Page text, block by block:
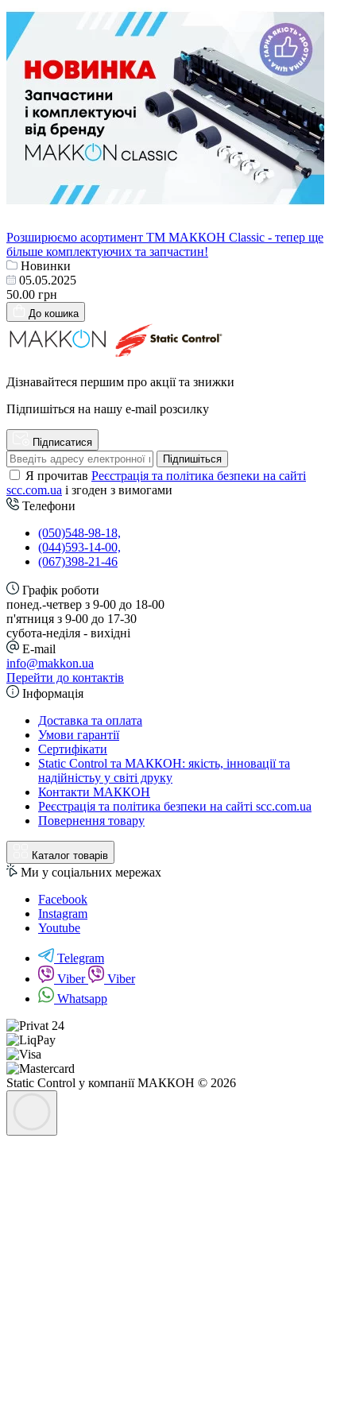
Розширюємо асортимент ТМ МАККОН Classic - тепер ще
більше комплектуючих та запчастин!
Новинки
05.05.2025
50.00 грн
До кошика
Дізнавайтеся першим про акції та знижки
Підпишіться на нашу e-mail розсилку
Підписатися
Підпишіться
Я прочитав Реєстрація та політика безпеки на сайті
scc.com.ua і згоден з вимогами
Телефони
(050)548-98-18,
(044)593-14-00,
(067)398-21-46
Графік роботи
понед.-четвер з 9-00 до 18-00
п'ятниця з 9-00 до 17-30
cубота-неділя - вихідні
E-mail
info@makkon.ua
Перейти до контактів
Інформація
Доставка та оплата
Умови гарантії
Сертифікати
Static Control та МАККОН: якість, інновації та
надійністьу у світі друку
Контакти МАККОН
Реєстрація та політика безпеки на сайті scc.com.ua
Повернення товару
Каталог товарів
Ми у соціальних мережах
Facebook
Instagram
Youtube
Telegram
Viber
Viber
Whatsapp
Static Control у компанії МАККОН © 2026